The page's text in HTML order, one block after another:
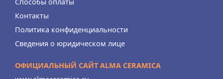
Контакты
Политика конфиденциальности
Сведения о юридическом лице
ОФИЦИАЛЬНЫЙ САЙТ ALMA CERAMICA